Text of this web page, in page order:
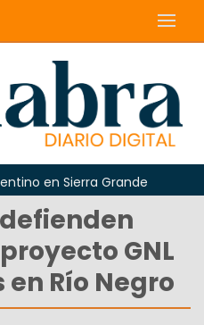
en Sierra Grande
GNL
Río Negro